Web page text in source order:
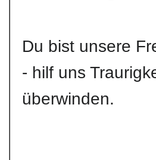
Du bist unsere
- hilf uns
überwinden.